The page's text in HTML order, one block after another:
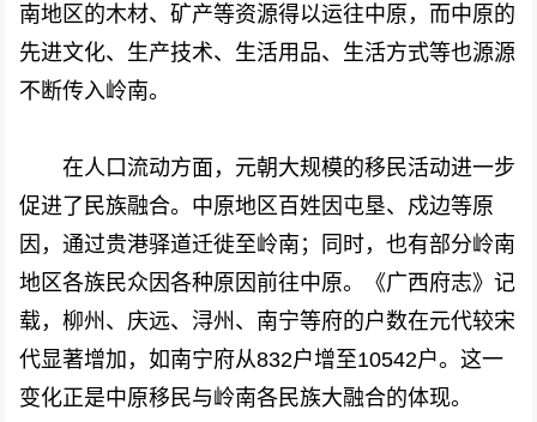
南地区的木材、矿产等资源得以运往中原，而中原的
先进文化、生产技术、生活用品、生活方式等也源源
不断传入岭南。
在人口流动方面，元朝大规模的移民活动进一步
促进了民族融合。中原地区百姓因屯垦、戍边等原
因，通过贵港驿道迁徙至岭南；同时，也有部分岭南
地区各族民众因各种原因前往中原。《广西府志》记
载，柳州、庆远、浔州、南宁等府的户数在元代较宋
代显著增加，如南宁府从832户增至10542户。这一
变化正是中原移民与岭南各民族大融合的体现。